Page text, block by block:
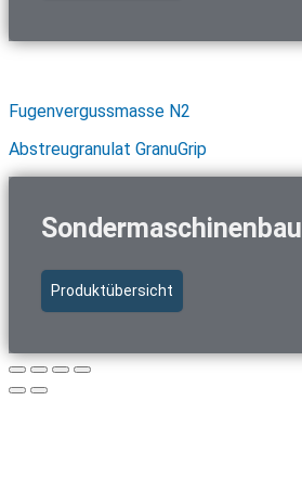
Fugenvergussmasse N2
Abstreugranulat GranuGrip
Sondermaschinenbau
Produktübersicht